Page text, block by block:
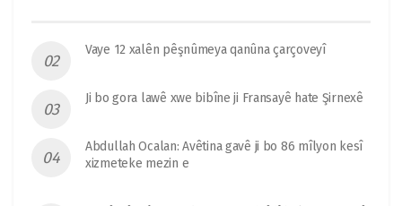
Vaye 12 xalên pêşnûmeya qanûna çarçoveyî
Ji bo gora lawê xwe bibîne ji Fransayê hate Şirnexê
Abdullah Ocalan: Avêtina gavê ji bo 86 mîlyon kesî
xizmeteke mezin e